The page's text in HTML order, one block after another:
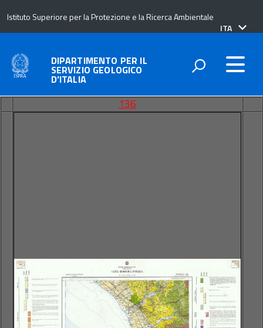
Istituto Superiore per la Protezione e la Ricerca Ambientale
lingua
ITA
DIPARTIMENTO PER IL
SERVIZIO GEOLOGICO
D’ITALIA
136